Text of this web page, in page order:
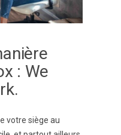
: We
votre siège au